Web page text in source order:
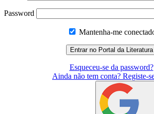
Password
Mantenha-me
Esqueceu-se da password?
Ainda não tem conta? Registe-